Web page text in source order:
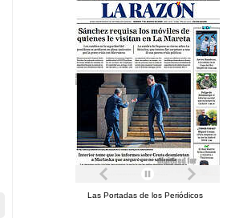
Las Portadas de los Periódicos